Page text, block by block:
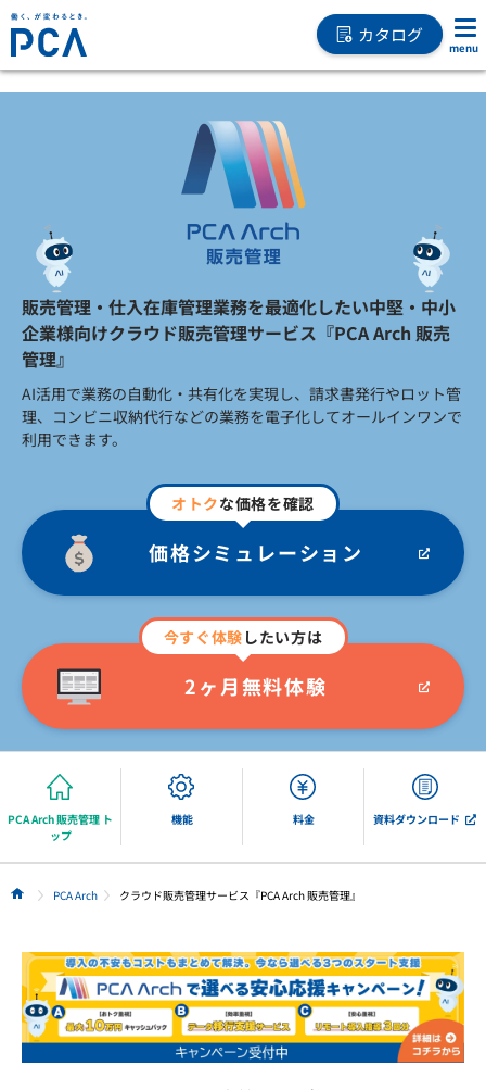
カタログ
販売管理・仕入在庫管理業務を最適化したい中堅・中小
企業様向けクラウド販売管理サービス『PCA Arch 販売
管理』
AI活用で業務の自動化・共有化を実現し、請求書発行やロット管
理、コンビニ収納代行などの業務を電子化してオールインワンで
利用できます。
オトクな価格を確認
価格シミュレーション
今すぐ体験 したい方は
2ヶ月無料体験
PCA Arch 販売管理 ト
ップ
機能 料金 資料ダウンロード
HOME PCA Arch クラウド販売管理サービス『PCA Arch 販売管理』